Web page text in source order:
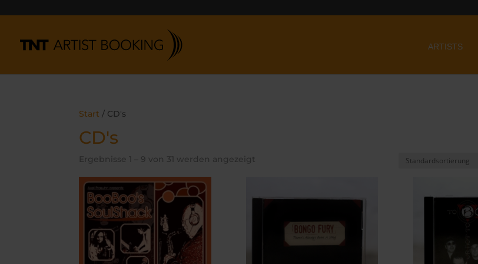
ARTISTS
Start / CD's
CD's
Ergebnisse 1 – 9 von 31 werden angezeigt